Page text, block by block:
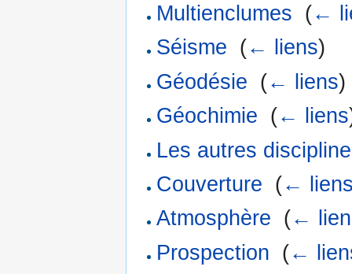
Multienclumes (←
Séisme (← liens)
Géodésie (← liens)
Géochimie (← liens
Les autres
Couverture (←
Atmosphère (←
Prospection (←